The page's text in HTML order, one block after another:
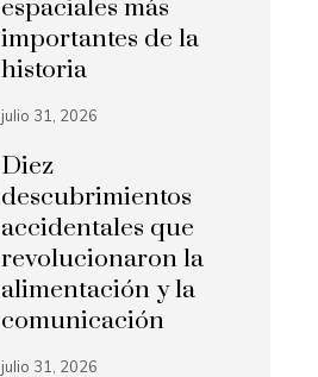
espaciales más
importantes de la
historia
julio 31, 2026
Diez
descubrimientos
accidentales que
revolucionaron la
alimentación y la
comunicación
julio 31, 2026